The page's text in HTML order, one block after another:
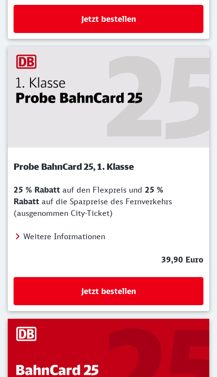
Jetzt bestellen
Probe BahnCard 25, 1. Klasse
25 % Rabatt auf den Flexpreis und 25 %
Rabatt auf die Sparpreise des Fernverkehrs
(ausgenommen City-Ticket)
Weitere Informationen
39,90 Euro
Jetzt bestellen